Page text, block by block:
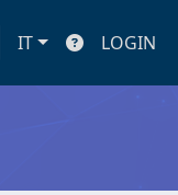
IT LOGIN